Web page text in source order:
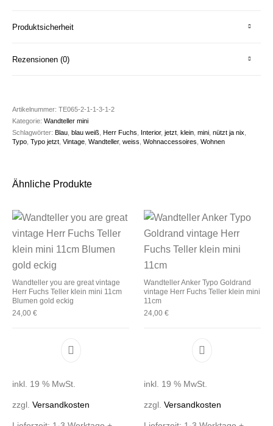
Produktsicherheit
Rezensionen (0)
Artikelnummer:TE065-2-1-1-3-1-2
Kategorie:Wandteller mini
Schlagwörter:Blau ,blau weiß ,Herr Fuchs Interior,jetzt ,klein ,mini ,nützt ja nix
Typo ,Typo jetzt ,Vintage ,Wandteller,weiss ,Wohnaccessoires ,Wohnen
Ähnliche Produkte
Wandteller you are great vintage
Herr Fuchs Teller klein mini 11cm
Blumen gold eckig
24,00€
inkl. 19 % MwSt.
zzgl.Versandkosten
Wandteller Anker Typo Goldrand
vintage Herr Fuchs Teller klein mini
11cm
24,00 €
inkl. 19 % MwSt.
zzgl. Versandkosten